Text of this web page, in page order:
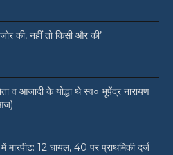
की, नहीं तो किसी और की’
व आजादी के योद्धा थे स्व० भूपेंद्र नारायण
में मारपीट: 12 घायल, 40 पर प्राथमिकी दर्ज